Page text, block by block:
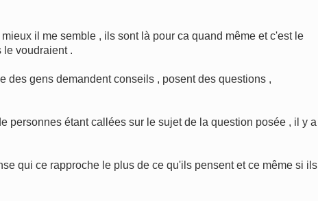
il me semble , ils sont là pour ca quand même et c'est le
le voudraient .
des gens demandent conseils , posent des questions ,
personnes étant callées sur le sujet de la question posée , il y a
qui ce rapproche le plus de ce qu'ils pensent et ce même si ils